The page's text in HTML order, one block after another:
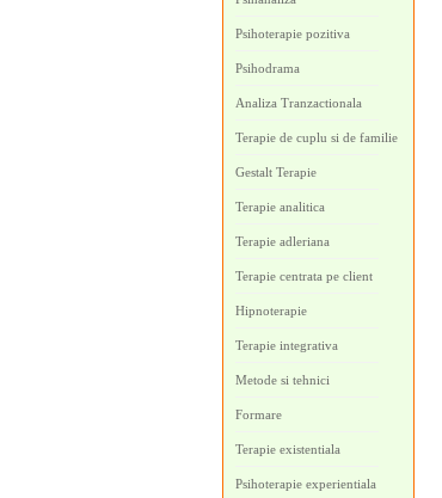
Psihoterapie pozitiva
Psihodrama
Analiza Tranzactionala
Terapie de cuplu si de familie
Gestalt Terapie
Terapie analitica
Terapie adleriana
Terapie centrata pe client
Hipnoterapie
Terapie integrativa
Metode si tehnici
Formare
Terapie existentiala
Psihoterapie experientiala